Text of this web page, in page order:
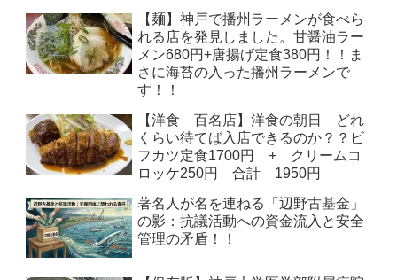
【麺】神戸で播州ラーメンが食べら
れる店を発見しました。甘醤油ラー
メン680円+唐揚げ定食380円！！ま
さに海苔の入った播州ラーメンで
す！！
【洋食 百名店】洋食の朝日 どれ
くらい待てば入店できるのか？？ビ
フカツ定食1700円 + クリームコ
ロッケ250円 合計 1950円
著名人が名を連ねる「辺野古基金」
の影：抗議活動への資金流入と安全
管理の矛盾！！